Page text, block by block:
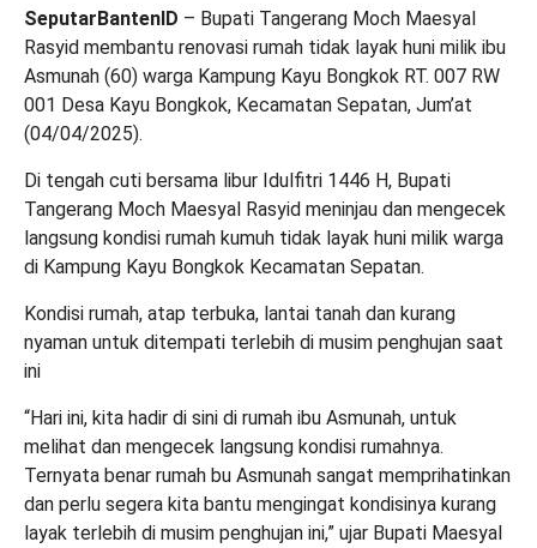
SeputarBantenID – Bupati Tangerang Moch Maesyal
Rasyid membantu renovasi rumah tidak layak huni milik ibu
Asmunah (60) warga Kampung Kayu Bongkok RT. 007 RW
001 Desa Kayu Bongkok, Kecamatan Sepatan, Jum’at
(04/04/2025).
Di tengah cuti bersama libur Idulfitri 1446 H, Bupati
Tangerang Moch Maesyal Rasyid meninjau dan mengecek
langsung kondisi rumah kumuh tidak layak huni milik warga
di Kampung Kayu Bongkok Kecamatan Sepatan.
Kondisi rumah, atap terbuka, lantai tanah dan kurang
nyaman untuk ditempati terlebih di musim penghujan saat
ini
“Hari ini, kita hadir di sini di rumah ibu Asmunah, untuk
melihat dan mengecek langsung kondisi rumahnya.
Ternyata benar rumah bu Asmunah sangat memprihatinkan
dan perlu segera kita bantu mengingat kondisinya kurang
layak terlebih di musim penghujan ini,” ujar Bupati Maesyal